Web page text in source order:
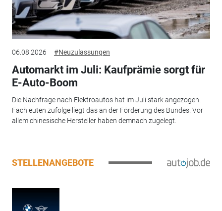
06.08.2026 #Neuzulassungen
Automarkt im Juli: Kaufprämie sorgt für
E-Auto-Boom
Die Nachfrage nach Elektroautos hat im Juli stark angezogen.
Fachleuten zufolge liegt das an der Förderung des Bundes. Vor
allem chinesische Hersteller haben demnach zugelegt.
STELLENANGEBOTE